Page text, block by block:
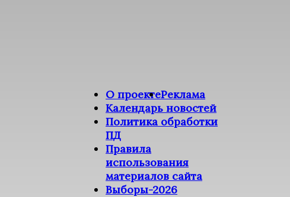
О проектеРеклама
Календарь новостей
Политика обработки
ПД
Правила
использования
материалов сайта
Выборы-2026